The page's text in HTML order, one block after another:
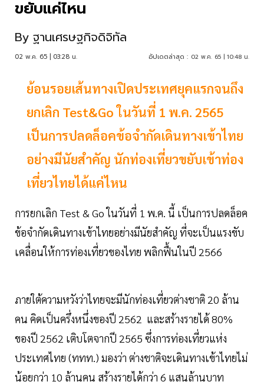
ขยับแค่ไหน
By ฐานเศรษฐกิจดิจิทัล
02 พ.ค. 65 | 03:28 น. อัปเดตล่าสุด : 02 พ.ค. 65 | 10:48 น.
ย้อนรอยเส้นทางเปิดประเทศยุคแรกจนถึง
ยกเลิก Test&Go ในวันที่ 1 พ.ค. 2565
เป็นการปลดล็อคข้อจำกัดเดินทางเข้าไทย
อย่างมีนัยสำคัญ นักท่องเที่ยวขยับเข้าท่อง
เที่ยวไทยได้แค่ไหน
การยกเลิก Test & Go ในวันที่ 1 พ.ค. นี้ เป็นการปลดล็อค
ข้อจำกัดเดินทางเข้าไทยอย่างมีนัยสำคัญ ที่จะเป็นแรงขับ
เคลื่อนให้การท่องเที่ยวของไทย พลิกฟื้นในปี 2566
ภายใต้ความหวังว่าไทยจะมีนักท่องเที่ยวต่างชาติ 20 ล้าน
คน คิดเป็นครึ่งหนึ่งของปี 2562 และสร้างรายได้ 80%
ของปี 2562 เติบโตจากปี 2565 ซึ่งการท่องเที่ยวแห่ง
ประเทศไทย (ททท.) มองว่า ต่างชาติจะเดินทางเข้าไทยไม่
น้อยกว่า 10 ล้านคน สร้างรายได้กว่า 6 แสนล้านบาท